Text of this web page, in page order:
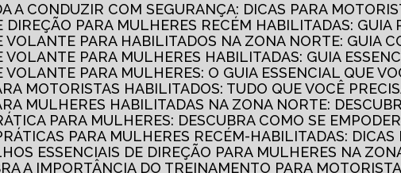
A CONDUZIR COM SEGURANÇA: DICAS PARA
DIREÇÃO PARA MULHERES RECÉM HABILITADAS: GUIA
VOLANTE PARA HABILITADOS NA ZONA NORTE: GUIA
VOLANTE PARA MULHERES HABILITADAS: GUIA
VOLANTE PARA MULHERES: O GUIA ESSENCIAL QUE
MOTORISTAS HABILITADOS: TUDO QUE VOCÊ
MULHERES HABILITADAS NA ZONA NORTE:
PARA MULHERES: DESCUBRA COMO SE
PARA MULHERES RECÉM-HABILITADAS:
ESSENCIAIS DE DIREÇÃO PARA MULHERES NA
A IMPORTÂNCIA DO TREINAMENTO PARA